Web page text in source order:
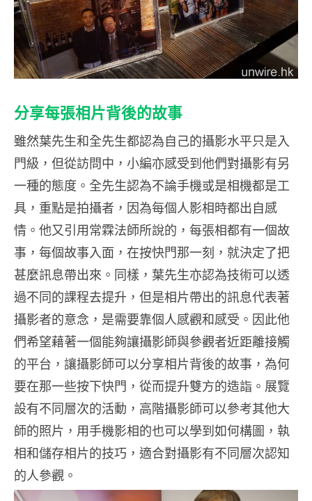
分享每張相片背後的故事
雖然葉先生和全先生都認為自己的攝影水平只是入
門級，但從訪問中，小編亦感受到他們對攝影有另
一種的態度。全先生認為不論手機或是相機都是工
具，重點是拍攝者，因為每個人影相時都出自感
情。他又引用常霖法師所說的，每張相都有一個故
事，每個故事入面，在按快門那一刻，就決定了把
甚麼訊息帶出來。同樣，葉先生亦認為技術可以透
過不同的課程去提升，但是相片帶出的訊息代表著
攝影者的意念，是需要靠個人感觀和感受。因此他
們希望藉著一個能夠讓攝影師與參觀者近距離接觸
的平台，讓攝影師可以分享相片背後的故事，為何
要在那一些按下快門，從而提升雙方的造詣。展覽
設有不同層次的活動，高階攝影師可以參考其他大
師的照片，用手機影相的也可以學到如何構圖，執
相和儲存相片的技巧，適合對攝影有不同層次認知
的人參觀。